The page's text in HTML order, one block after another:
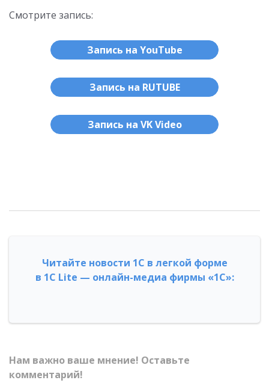
Смотрите запись:
Запись на YouTube
Запись на RUTUBE
Запись на VK Video
Читайте новости 1С в легкой форме
в 1С Lite — онлайн-медиа фирмы «1С»:
Нам важно ваше мнение! Оставьте
комментарий!